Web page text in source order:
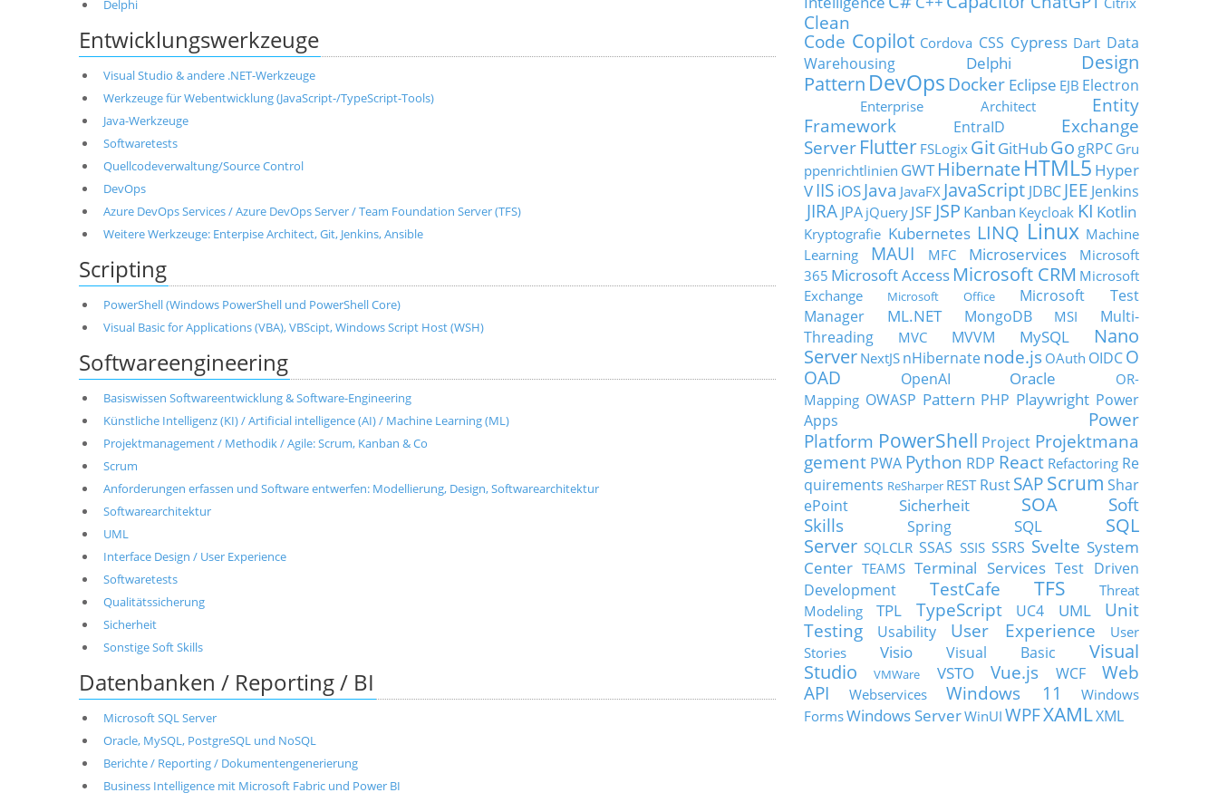
Delphi
Entwicklungswerkzeuge
Visual Studio & andere .NET-Werkzeuge
Werkzeuge für Webentwicklung (JavaScript-/TypeScript-Tools)
Java-Werkzeuge
Softwaretests
Quellcodeverwaltung/Source Control
DevOps
Azure DevOps Services / Azure DevOps Server / Team Foundation Server (TFS)
Weitere Werkzeuge: Enterpise Architect, Git, Jenkins, Ansible
Scripting
PowerShell (Windows PowerShell und PowerShell Core)
Visual Basic for Applications (VBA), VBScipt, Windows Script Host (WSH)
Softwareengineering
Basiswissen Softwareentwicklung & Software-Engineering
Künstliche Intelligenz (KI) / Artificial intelligence (AI) / Machine Learning (ML)
Projektmanagement / Methodik / Agile: Scrum, Kanban & Co
Scrum
Anforderungen erfassen und Software entwerfen: Modellierung, Design, Softwarearchitektur
Softwarearchitektur
UML
Interface Design / User Experience
Softwaretests
Qualitätssicherung
Sicherheit
Sonstige Soft Skills
Datenbanken / Reporting / BI
Microsoft SQL Server
Oracle, MySQL, PostgreSQL und NoSQL
Berichte / Reporting / Dokumentengenerierung
Business Intelligence mit Microsoft Fabric und Power BI
Clean
Code Copilot Cordova CSS Cypress Dart Data
Warehousing
Delphi
Design
Pattern DevOps Docker Eclipse EJB Electron
Enterprise Architect
Entity
Framework
EntraID
Exchange
Server Flutter FSLogix GitGitHubGo gRPC Gru
ppenrichtlinien GWT HibernateHTML5 Hyper
VIIS iOSJava JavaFX JavaScript JDBC JEE Jenkins
JIRA JPA jQuery JSF JSP Kanban Keycloak KI Kotlin
Kryptografie Kubernetes LINQ Linux Machine
Learning
MAUI MFC Microservices
Microsoft
365 Microsoft Access Microsoft CRM Microsoft
Exchange
Microsoft Office
Microsoft Test
Manager
ML.NET MongoDB MSI
Multi-
Threading
MVC MVVM MySQL
Nano
Server NextJS nHibernatenode.js OAuth OIDCO
OAD
OpenAI Oracle
OR-
Mapping OWASP Pattern PHP Playwright Power
Apps
Power
Platform PowerShell Project Projektmana
gement PWA Python RDP React Refactoring Re
quirements ReSharper REST Rust SAP Scrum Shar
ePoint
Sicherheit SOA
Soft
Skills
Spring SQL
SQL
Server SQLCLR SSAS SSIS SSRS Svelte System
Center TEAMS Terminal Services Test Driven
Development
TestCafe TFS
Threat
Modeling
TPL TypeScript UC4 UML
Unit
Testing
Usability User Experience
User
Stories
Visio Visual Basic
Visual
Studio
VMWare VSTO Vue.js WCF
Web
API
Webservices Windows 11
Windows
FormsWindows ServerWinUI WPFXAMLXML